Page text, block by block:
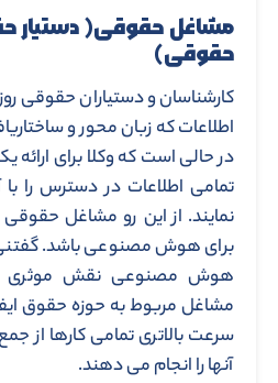
مشاغل حقوقی( دستیار
حقوقی)
کارشناسان و دستیاران حقوقی
اطلاعات که زبان محور و
در حالی است که وکلا برای
تمامی اطلاعات در دسترس را
نمایند. از این رو مشاغل
برای هوش مصنوعی باشد. گفتنی
هوش مصنوعی نقش موثری
مشاغل مربوط به حوزه حقوق
سرعت بالاتری تمامی کارها از
آنها را انجام می دهند.